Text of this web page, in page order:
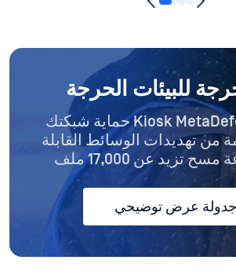
للبيئات الحرجة
Kiosk MetaDefender Kiosk حماية شبكتك
من تهديدات الوسائط القابلة
للإزالة، بسرعة مسح تزيد عن 17,000 ملف
جدولة عرض توضيحي